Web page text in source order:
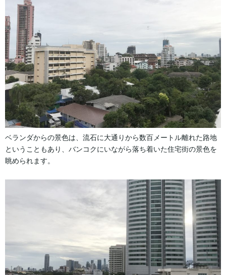
ベランダからの景色は、流石に大通りから数百メートル離れた路地
ということもあり、バンコクにいながら落ち着いた住宅街の景色を
眺められます。